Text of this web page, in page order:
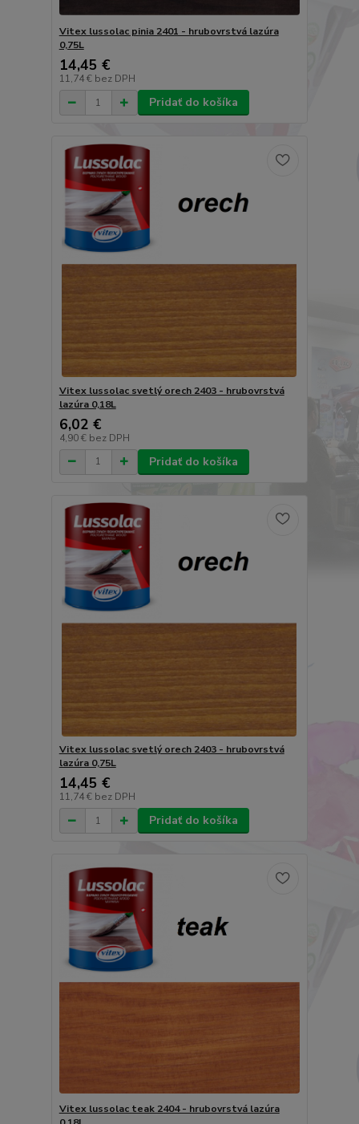
Vitex lussolac pinia 2401 - hrubovrstvá lazúra
0,75L
14,45 €
11,74 € bez DPH
Pridať do košíka
Vitex lussolac svetlý orech 2403 - hrubovrstvá
lazúra 0,18L
6,02 €
4,90 € bez DPH
Pridať do košíka
Vitex lussolac svetlý orech 2403 - hrubovrstvá
lazúra 0,75L
14,45 €
11,74 € bez DPH
Pridať do košíka
Vitex lussolac teak 2404 - hrubovrstvá lazúra